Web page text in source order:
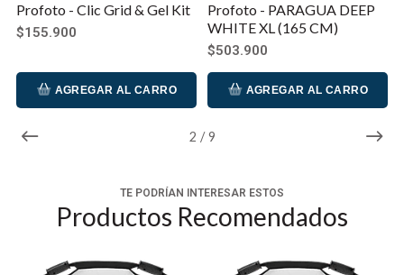
2 / 9
Profoto - Clic Grid & Gel Kit
$155.900
AGREGAR AL CARRO
Profoto - PARAGUA DEEP
WHITE XL (165 CM)
$503.900
AGREGAR AL CARRO
TE PODRÍAN INTERESAR ESTOS
Productos Recomendados